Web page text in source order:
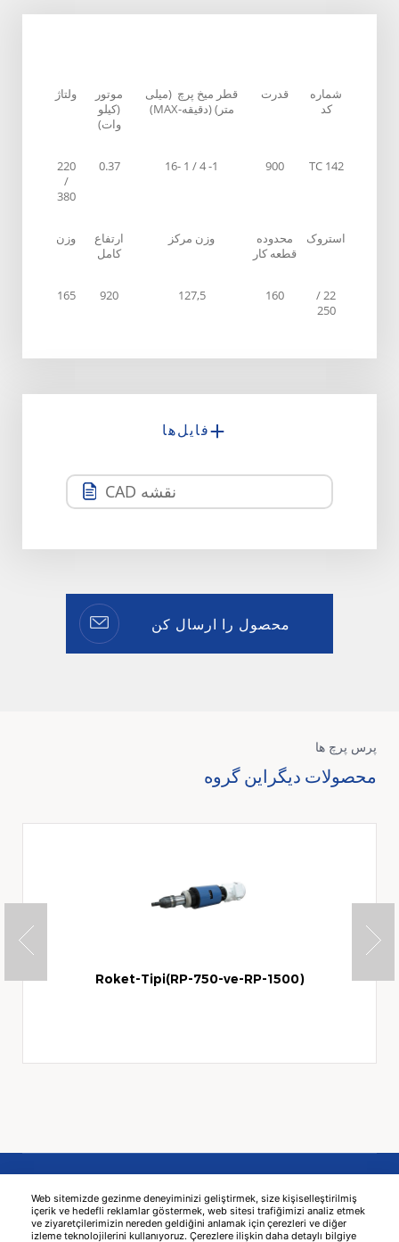
Web sitemizde gezinme deneyiminizi geliştirmek, size kişiselleştirilmiş
içerik ve hedefli reklamlar göstermek, web sitesi trafiğimizi analiz etmek
ve ziyaretçilerimizin nereden geldiğini anlamak için çerezleri ve diğer
izleme teknolojilerini kullanıyoruz. Çerezlere ilişkin daha detaylı bilgiye
شماره
کد
قدرت
قطر میخ پرچ (میلی
متر) (دقیقه-MAX)
موتور
(کیلو
وات)
ولتاژ
TC 142
900
1- 4 / 1 -16
0.37
220
/
380
استروک
محدوده
قطعه کار
وزن مرکز
ارتفاع
کامل
وزن
22 /
250
160
127,5
920
165
فایل‌ها
نقشه CAD
محصول را ارسال کن
پرس پرچ ها
محصولات دیگراین گروه
Roket-Tipi(RP-750-ve-RP-1500)